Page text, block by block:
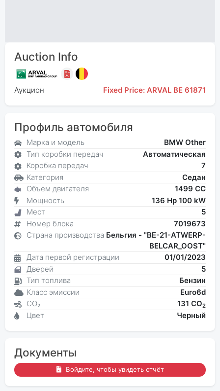
Auction Info
Аукцион Fixed Price: ARVAL BE 61871
Профиль автомобиля
Марка и модель
BMW Other
Тип коробки передач
Автоматическая
Коробка передач
7
Категория
Седан
Объем двигателя
1499 CC
Мощность
136 Hp 100 kW
Мест
5
Номер блока
7019673
Страна производства Бельгия - "BE-21-ATWERP-
BELCAR_OOST"
Дата первой регистрации
01/01/2023
Дверей
5
Тип топлива
Бензин
Класс эмиссии
Euro6d
CO₂
131 CO2
Цвет Черный
Документы
Войдите, чтобы увидеть отчёт